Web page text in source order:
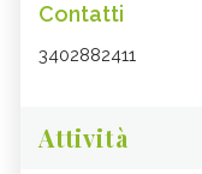
Contatti
3402882411
Attività